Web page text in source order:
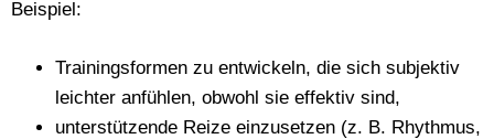
Beispiel:
Trainingsformen zu entwickeln, die sich subjektiv
leichter anfühlen, obwohl sie effektiv sind,
unterstützende Reize einzusetzen (z. B. Rhythmus,